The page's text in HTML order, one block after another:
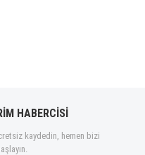
HABERCİSİ
kaydedin, hemen bizi